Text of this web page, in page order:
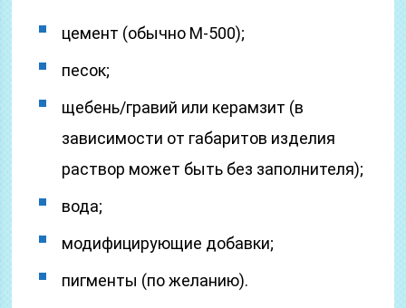
цемент (обычно М-500);
песок;
щебень/гравий или керамзит (в
зависимости от габаритов изделия
раствор может быть без заполнителя);
вода;
модифицирующие добавки;
пигменты (по желанию).